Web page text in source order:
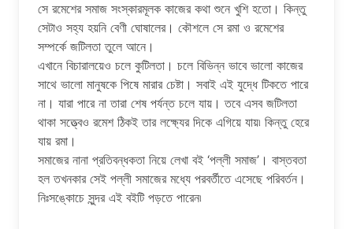
সে রমেশের সমাজ সংস্কারমূলক কাজের কথা শুনে খুশি হতো। কিন্তু
সেটাও সহ্য হয়নি বেণী ঘোষালের। কৌশলে সে রমা ও রমেশের
সম্পর্কে জটিলতা তুলে আনে।
এখানে বিচারালয়েও চলে কুটিলতা। চলে বিভিন্ন ভাবে ভালো কাজের
সাথে ভালো মানুষকে পিষে মারার চেষ্টা। সবাই এই যুদ্ধে টিকতে পারে
না। যারা পারে না তারা শেষ পর্যন্ত চলে যায়। তবে এসব জটিলতা
থাকা সত্ত্বেও রমেশ ঠিকই তার লক্ষ্যের দিকে এগিয়ে যায়৷ কিন্তু হেরে
যায় রমা।
সমাজের নানা প্রতিবন্ধকতা নিয়ে লেখা বই ‘পল্লী সমাজ’। বাস্তবতা
হল তখনকার সেই পল্লী সমাজের মধ্যে পরবর্তীতে এসেছে পরিবর্তন।
নিঃসঙ্কোচে সুন্দর এই বইটি পড়তে পারেন৷